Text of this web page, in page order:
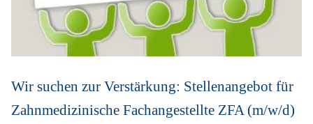
Wir suchen zur Verstärkung: Stellenangebot für
Zahnmedizinische Fachangestellte ZFA (m/w/d)